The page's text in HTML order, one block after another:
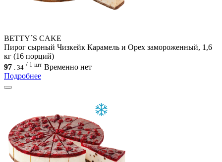
BETTY´S CAKE
Пирог сырный Чизкейк Карамель и Орех замороженный, 1,6
кг (16 порций)
97 . 34 / 1 шт Временно нет
Подробнее